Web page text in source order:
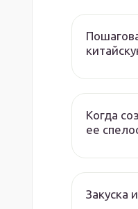
Когда
ее
Закуска